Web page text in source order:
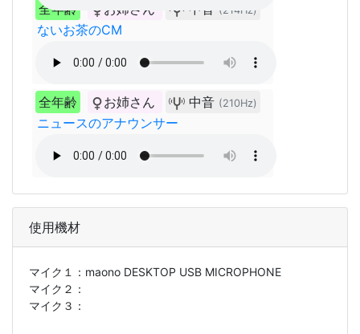
全年齢 お姉さん 中音 (214Hz)
ないお茶のCM
全年齢 お姉さん 中音 (210Hz)
ニュースのアナウンサー
使用機材
マイク１： maono DESKTOP USB MICROPHONE
マイク２：
マイク３：